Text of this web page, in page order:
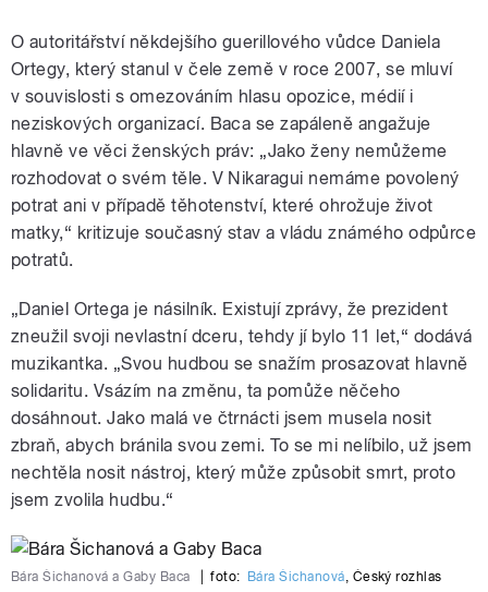
O autoritářství někdejšího guerillového vůdce Daniela
Ortegy, který stanul v čele země v roce 2007, se mluví
v souvislosti s omezováním hlasu opozice, médií i
neziskových organizací. Baca se zapáleně angažuje
hlavně ve věci ženských práv: „Jako ženy nemůžeme
rozhodovat o svém těle. V Nikaragui nemáme povolený
potrat ani v případě těhotenství, které ohrožuje život
matky,“ kritizuje současný stav a vládu známého odpůrce
potratů.
„Daniel Ortega je násilník. Existují zprávy, že prezident
zneužil svoji nevlastní dceru, tehdy jí bylo 11 let,“ dodává
muzikantka. „Svou hudbou se snažím prosazovat hlavně
solidaritu. Vsázím na změnu, ta pomůže něčeho
dosáhnout. Jako malá ve čtrnácti jsem musela nosit
zbraň, abych bránila svou zemi. To se mi nelíbilo, už jsem
nechtěla nosit nástroj, který může způsobit smrt, proto
jsem zvolila hudbu.“
Bára Šichanová a Gaby Baca foto: Bára Šichanová Český rozhlas